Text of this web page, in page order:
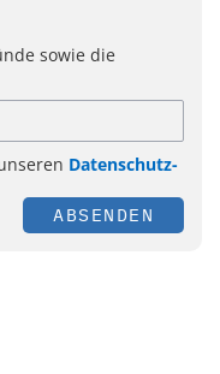
sowie die
Datenschutz-
ABSENDEN